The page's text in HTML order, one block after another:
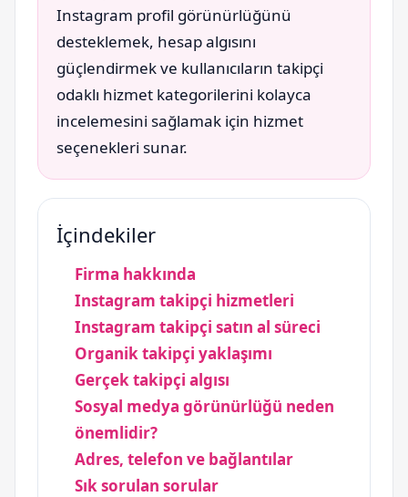
Instagram profil görünürlüğünü
desteklemek, hesap algısını
güçlendirmek ve kullanıcıların takipçi
odaklı hizmet kategorilerini kolayca
incelemesini sağlamak için hizmet
seçenekleri sunar.
İçindekiler
Firma hakkında
Instagram takipçi hizmetleri
Instagram takipçi satın al süreci
Organik takipçi yaklaşımı
Gerçek takipçi algısı
Sosyal medya görünürlüğü neden
önemlidir?
Adres, telefon ve bağlantılar
Sık sorulan sorular